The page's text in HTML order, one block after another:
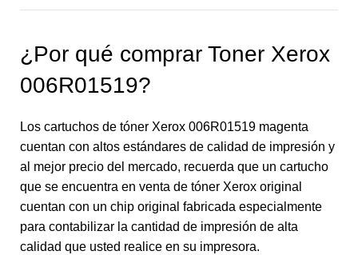
¿Por qué comprar Toner Xerox
006R01519?
Los cartuchos de tóner Xerox 006R01519 magenta
cuentan con altos estándares de calidad de impresión y
al mejor precio del mercado, recuerda que un cartucho
que se encuentra en venta de tóner Xerox original
cuentan con un chip original fabricada especialmente
para contabilizar la cantidad de impresión de alta
calidad que usted realice en su impresora.